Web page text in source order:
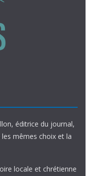
éditrice du journal,
mêmes choix et la
locale et chrétienne